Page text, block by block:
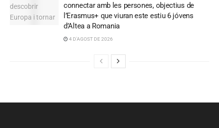
connectar amb les persones, objectius de
l’Erasmus+ que viuran este estiu 6 jóvens
d’Altea a Romania
4 D'AGOST DE 2026